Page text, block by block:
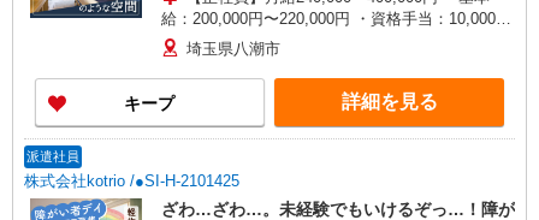
給：200,000円〜220,000円 ・資格手当：10,000〜
30,000円 ・役職手当：10,000〜70,000円 ・処遇改
善手当：20,000〜60,000円（勤続年数、保有資格
により変動） ・固定残業手当：20,000円（10時
間） ※固定残業時間を超過する場合には超過勤務
手当として別途支給 ・夜勤手当：10,000円/1回
歓迎 ・認知症介護基礎研修 ・初任者研修 ・実務
者研修 ・介護福祉士 など
埼玉県八潮市
キープ 詳細を見る
派遣社員
株式会社kotrio /●SI-H-2101425
ざわ…ざわ…。未経験でもいけるぞっ…！障が